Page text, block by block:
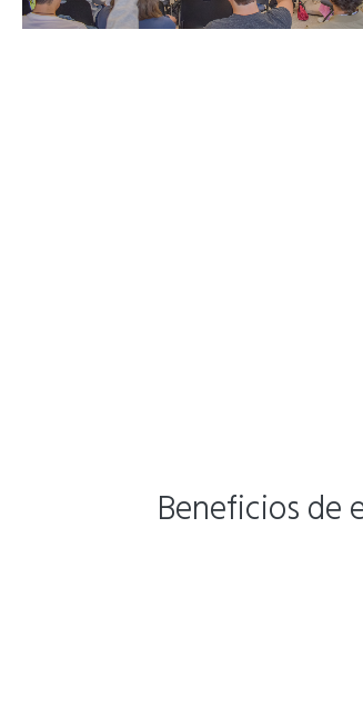
Beneficios de